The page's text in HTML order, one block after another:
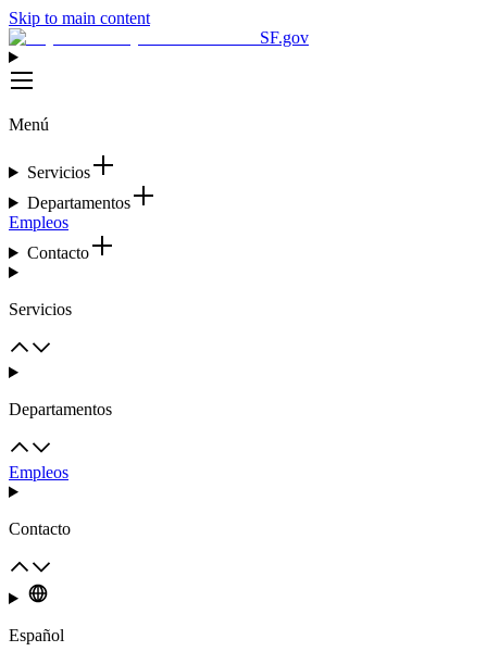
Skip to main content
SF.gov
Menú
Servicios
Departamentos
Empleos
Contacto
Servicios
Departamentos
Empleos
Contacto
Español